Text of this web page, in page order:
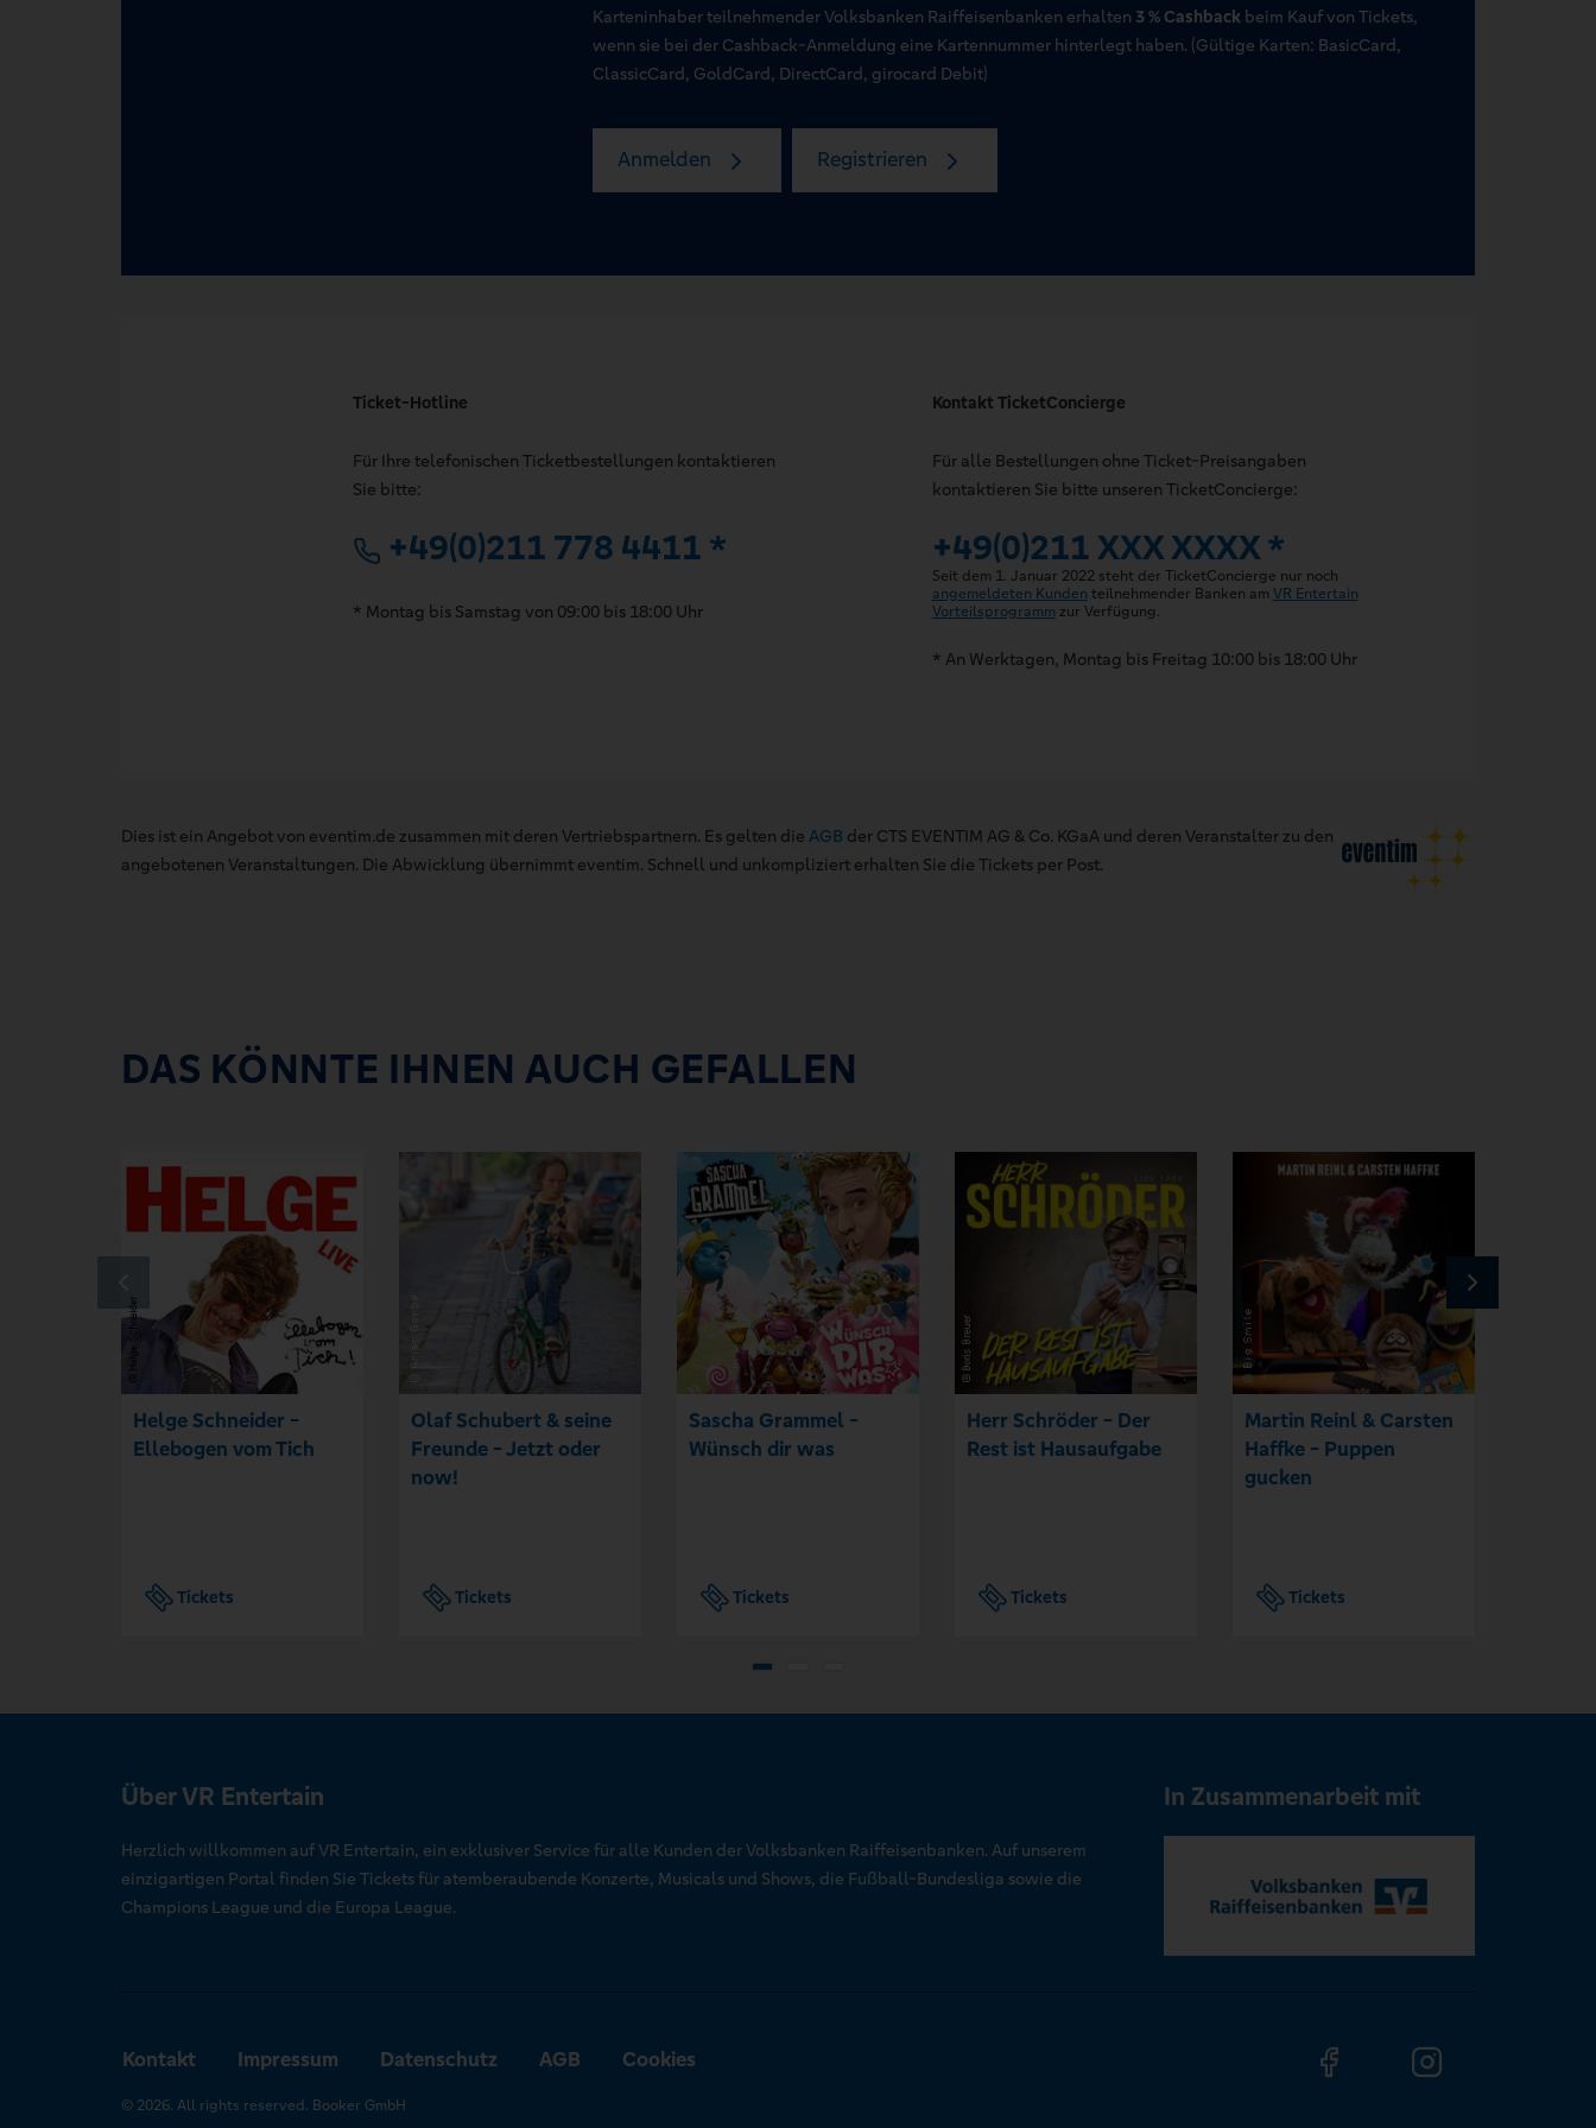
Karteninhaber teilnehmender Volksbanken Raiffeisenbanken erhalten 3 % Cashbackbeim Kauf von Tickets,
wenn sie bei der Cashback-Anmeldung eine Kartennummer hinterlegt haben. (Gültige Karten: BasicCard,
ClassicCard, GoldCard, DirectCard, girocard Debit)
Anmelden Registrieren
Ticket-Hotline
Für Ihre telefonischen Ticketbestellungen kontaktieren
Sie bitte:
+49(0)211 778 4411 *
* Montag bis Samstag von 09:00 bis 18:00 Uhr
Kontakt TicketConcierge
Für alle Bestellungen ohne Ticket-Preisangaben
kontaktieren Sie bitte unseren TicketConcierge:
+49(0)211 XXX XXXX *
Seit dem 1. Januar 2022 steht der TicketConcierge nur noch
angemeldeten Kunden teilnehmender Banken am VR Entertain
Vorteilsprogramm zur Verfügung.
* An Werktagen, Montag bis Freitag 10:00 bis 18:00 Uhr
Dies ist ein Angebot von eventim.de zusammen mit deren Vertriebspartnern. Es gelten die AGB der CTS EVENTIM AG & Co. KGaA und deren Veranstalter zu den
angebotenen Veranstaltungen. Die Abwicklung übernimmt eventim. Schnell und unkompliziert erhalten Sie die Tickets per Post.
DAS KÖNNTE IHNEN AUCH GEFALLEN
Helge Schneider -
Ellebogen vom Tich
Tickets
Olaf Schubert & seine
Freunde - Jetzt oder
now!
Tickets
Sascha Grammel -
Wünsch dir was
Tickets
Herr Schröder - Der
Rest ist Hausaufgabe
Tickets
Martin Reinl & Carsten
Haffke - Puppen
gucken
Tickets
Über VR Entertain
Herzlich willkommen auf VR Entertain, ein exklusiver Service für alle Kunden der Volksbanken Raiffeisenbanken. Auf unserem
einzigartigen Portal finden Sie Tickets für atemberaubende Konzerte, Musicals und Shows, die Fußball-Bundesliga sowie die
Champions League und die Europa League.
In Zusammenarbeit mit
Kontakt Impressum Datenschutz AGB Cookies
© 2026. All rights reserved. Booker GmbH